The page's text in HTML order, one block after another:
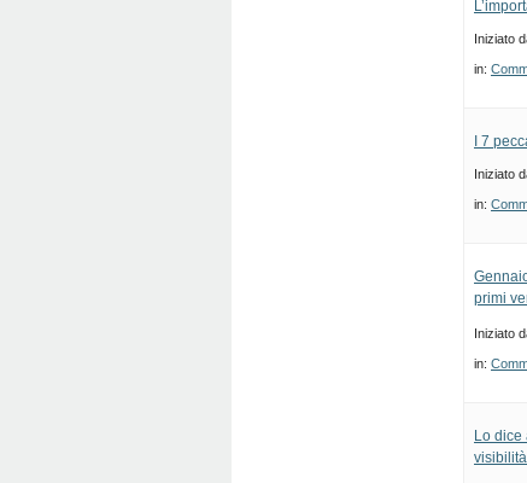
Iniziato
in:
I 7
Iniziato
in:
primi
Iniziato
in:
Lo dice